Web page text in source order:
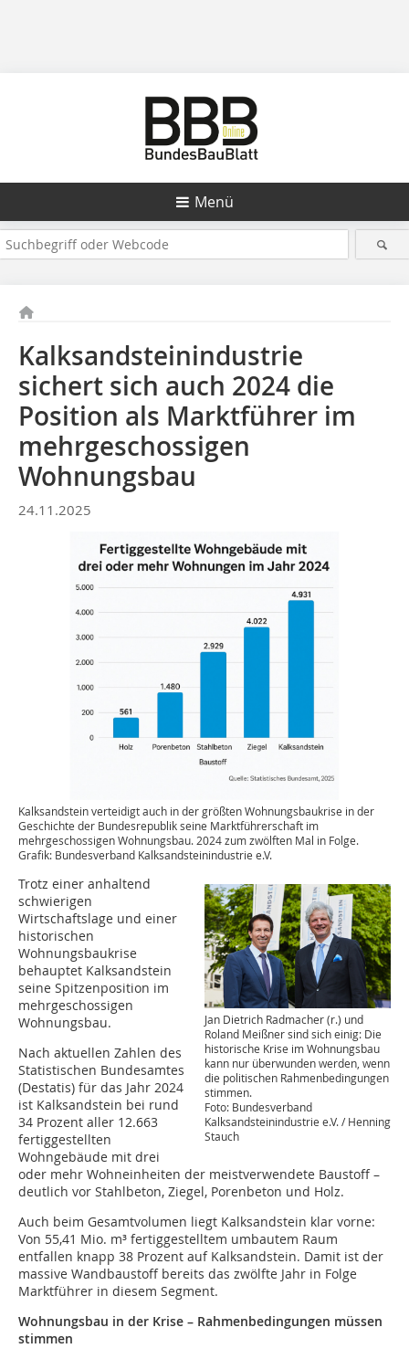
Menü
Kalksandsteinindustrie
sichert sich auch 2024 die
Position als Marktführer im
mehrgeschossigen
Wohnungsbau
24.11.2025
Kalksandstein verteidigt auch in der größten Wohnungsbaukrise in der
Geschichte der Bundesrepublik seine Marktführerschaft im
mehrgeschossigen Wohnungsbau. 2024 zum zwölften Mal in Folge.
Grafik: Bundesverband Kalksandsteinindustrie e.V.
Jan Dietrich Radmacher (r.) und
Roland Meißner sind sich einig: Die
historische Krise im Wohnungsbau
kann nur überwunden werden, wenn
die politischen Rahmenbedingungen
stimmen.
Foto: Bundesverband
Kalksandsteinindustrie e.V. / Henning
Stauch
Trotz einer anhaltend
schwierigen
Wirtschaftslage und einer
historischen
Wohnungsbaukrise
behauptet Kalksandstein
seine Spitzenposition im
mehrgeschossigen
Wohnungsbau.
Nach aktuellen Zahlen des
Statistischen Bundesamtes
(Destatis) für das Jahr 2024
ist Kalksandstein bei rund
34 Prozent aller 12.663
fertiggestellten
Wohngebäude mit drei
oder mehr Wohneinheiten der meistverwendete Baustoff –
deutlich vor Stahlbeton, Ziegel, Porenbeton und Holz.
Auch beim Gesamtvolumen liegt Kalksandstein klar vorne:
Von 55,41 Mio. m³ fertiggestelltem umbautem Raum
entfallen knapp 38 Prozent auf Kalksandstein. Damit ist der
massive Wandbaustoff bereits das zwölfte Jahr in Folge
Marktführer in diesem Segment.
Wohnungsbau in der Krise – Rahmenbedingungen müssen
stimmen